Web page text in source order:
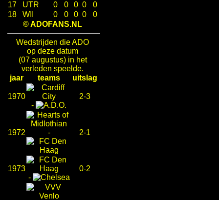
17
UTR 0 0 0 0
0
18
WII 0 0 0 0
0
© ADOFANS.NL
Wedstrijden die ADO
op deze datum
(07 augustus) in het
verleden speelde.
jaar
teams uitslag
1970
-
2-3
1972 - 2-1
1973
-
0-2